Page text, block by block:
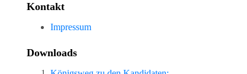
Kontakt
Impressum
Downloads